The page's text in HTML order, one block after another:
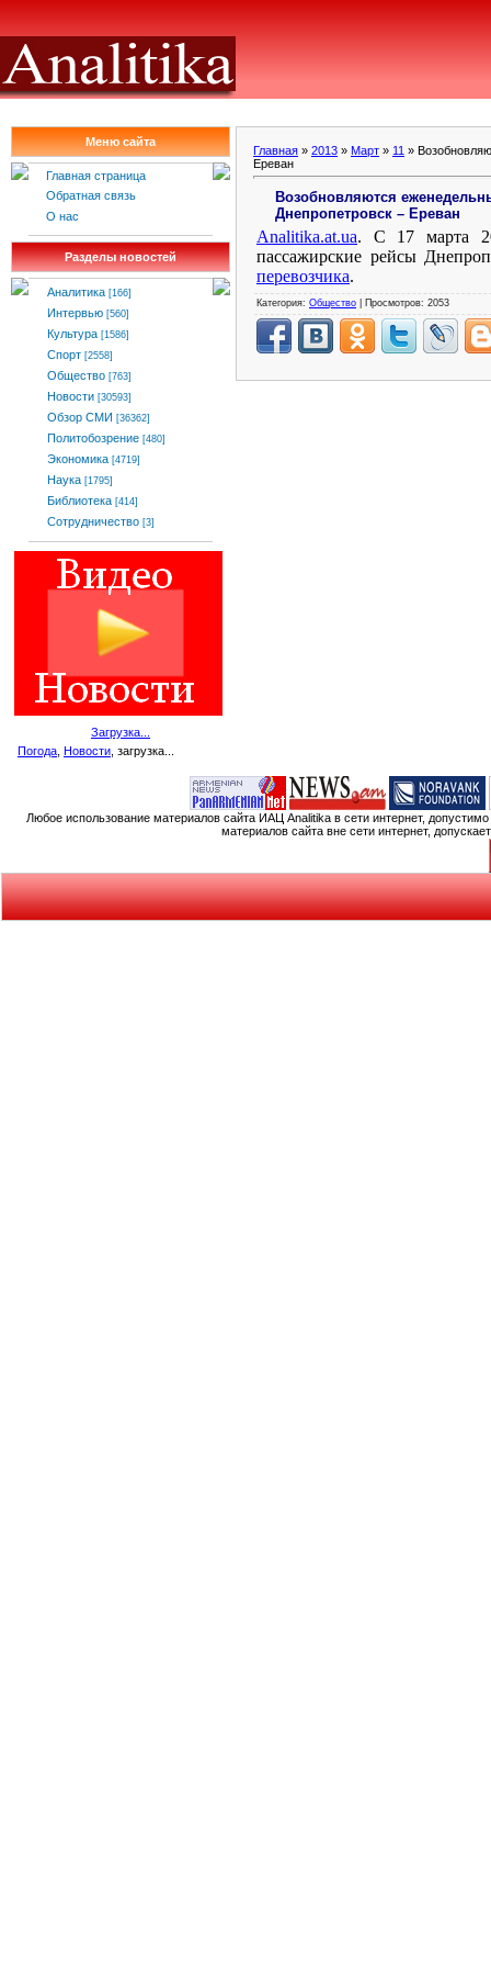
Меню сайта
Главная страница
Обратная связь
О нас
Разделы новостей
Аналитика [166]
Интервью [560]
Культура [1586]
Спорт [2558]
Общество [763]
Новости [30593]
Обзор СМИ [36362]
Политобозрение [480]
Экономика [4719]
Наука [1795]
Библиотека [414]
Сотрудничество [3]
Загрузка...
Погода Новости , загрузка...
Главная » 2013 » Март » 11 »
Ереван
Возобновляются
Днепропетровск – Ереван
Analitika.at.ua. С 17 марта
пассажирские рейсы
перевозчика.
Категория: Общество | Просмотров: 2053
Любое использование материалов сайта ИАЦ Analitika в сети интернет,
материалов сайта вне сети интернет,